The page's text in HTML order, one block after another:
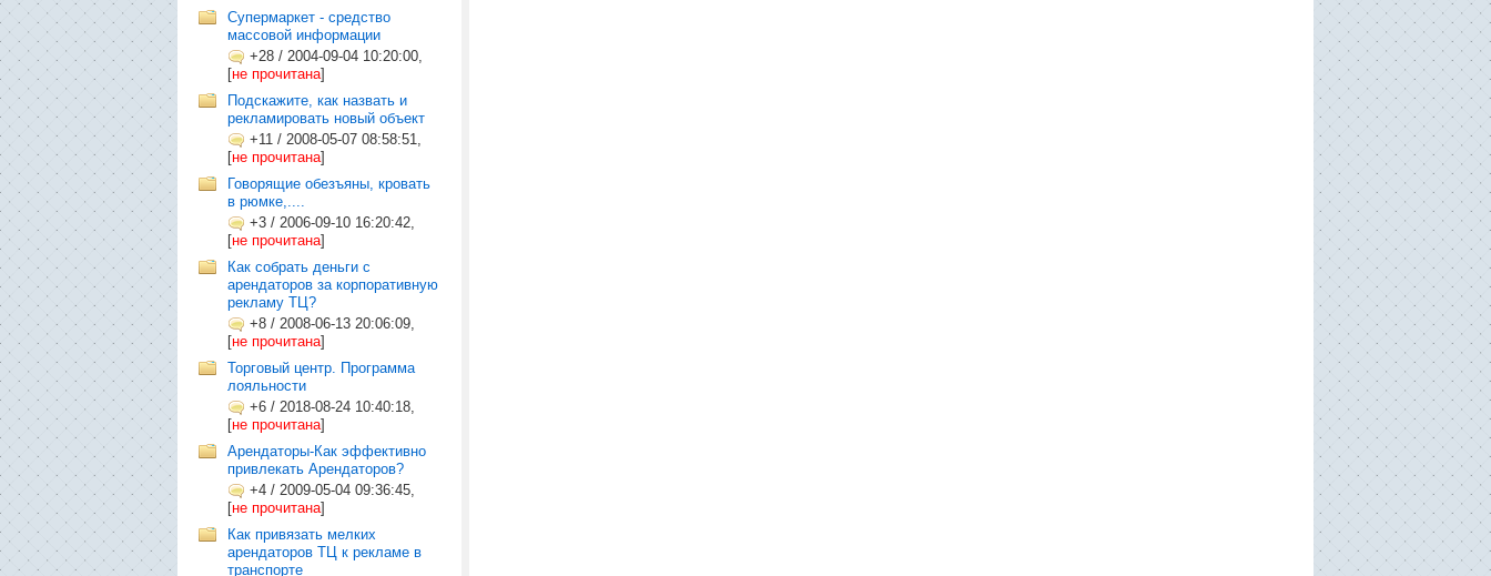
Супермаркет - средство
массовой информации
+28 / 2004-09-04 10:20:00,
[не прочитана]
Подскажите, как назвать и
рекламировать новый объект
+11 / 2008-05-07 08:58:51,
[не прочитана]
Говорящие обезъяны, кровать
в рюмке,....
+3 / 2006-09-10 16:20:42,
[не прочитана]
Как собрать деньги с
арендаторов за корпоративную
рекламу ТЦ?
+8 / 2008-06-13 20:06:09,
[не прочитана]
Торговый центр. Программа
лояльности
+6 / 2018-08-24 10:40:18,
[не прочитана]
Арендаторы-Как эффективно
привлекать Арендаторов?
+4 / 2009-05-04 09:36:45,
[не прочитана]
Как привязать мелких
арендаторов ТЦ к рекламе в
транспорте